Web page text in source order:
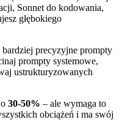
Sonnet do kodowania,
głębokiego
bardziej precyzyjne prompty
prompty systemowe,
ustrukturyzowanych
30-50% – ale wymaga to
obciążeń i ma swój